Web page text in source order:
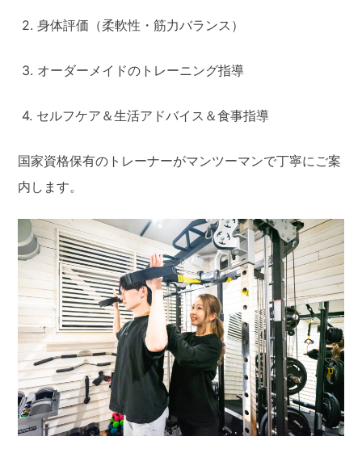
2. 身体評価（柔軟性・筋力バランス）
3. オーダーメイドのトレーニング指導
4. セルフケア＆生活アドバイス＆食事指導
国家資格保有のトレーナーがマンツーマンで丁寧にご案
内します。